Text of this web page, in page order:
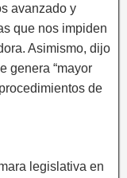
avanzado y
que nos impiden
Asimismo, dijo
genera “mayor
de
legislativa en